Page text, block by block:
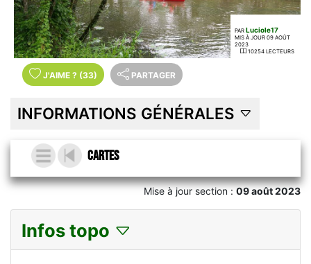
PAR Luciole17
MIS À JOUR 09 AOÛT
2023
10254 LECTEURS
J'AIME ? (33) PARTAGER
INFORMATIONS GÉNÉRALES
Cartes
Mise à jour section :09 août 2023
Infos topo